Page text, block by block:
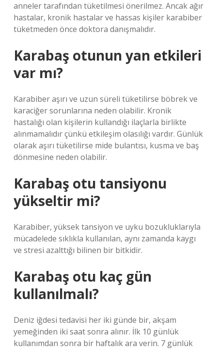
anneler tarafından tüketilmesi önerilmez. Ancak ağır
hastalar, kronik hastalar ve hassas kişiler karabiber
tüketmeden önce doktora danışmalıdır.
Karabaş otunun yan etkileri
var mı?
Karabiber aşırı ve uzun süreli tüketilirse böbrek ve
karaciğer sorunlarına neden olabilir. Kronik
hastalığı olan kişilerin kullandığı ilaçlarla birlikte
alınmamalıdır çünkü etkileşim olasılığı vardır. Günlük
olarak aşırı tüketilirse mide bulantısı, kusma ve baş
dönmesine neden olabilir.
Karabaş otu tansiyonu
yükseltir mi?
Karabiber, yüksek tansiyon ve uyku bozukluklarıyla
mücadelede sıklıkla kullanılan, aynı zamanda kaygı
ve stresi azalttığı bilinen bir bitkidir.
Karabaş otu kaç gün
kullanılmalı?
Deniz iğdesi tedavisi her iki günde bir, akşam
yemeğinden iki saat sonra alınır. İlk 10 günlük
kullanımdan sonra bir haftalık ara verin. 7 günlük